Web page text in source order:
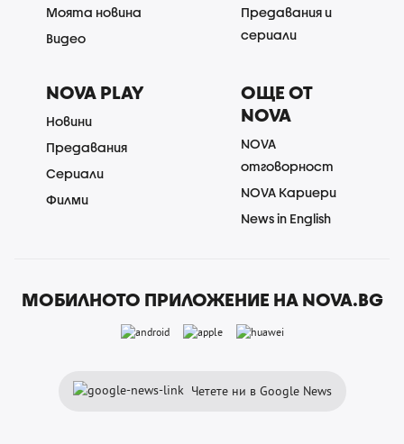
Моята новина
Видео
Предавания и
сериали
NOVA PLAY
Новини
Предавания
Сериали
Филми
ОЩЕ ОТ
NOVA
NOVA
отговорност
NOVA Кариери
News in English
МОБИЛНОТО ПРИЛОЖЕНИЕ НА NOVA.BG
Четете ни в Google News